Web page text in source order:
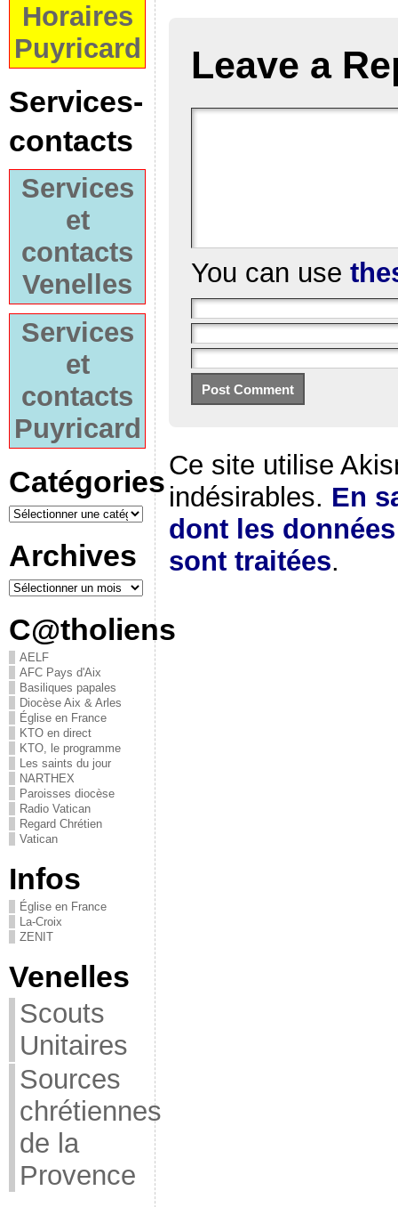
Horaires
Puyricard
Services-
contacts
Services
et
contacts
Venelles
Services
et
contacts
Puyricard
Catégories
Archives
C@tholiens
AELF
AFC Pays d'Aix
Basiliques papales
Diocèse Aix & Arles
Église en France
KTO en direct
KTO, le programme
Les saints du jour
NARTHEX
Paroisses diocèse
Radio Vatican
Regard Chrétien
Vatican
Infos
Église en France
La-Croix
ZENIT
Venelles
Scouts
Unitaires
Sources
chrétiennes
de la
Provence
Leave a
You can use
Ce site utilise
indésirables. En
dont les
sont traitées.